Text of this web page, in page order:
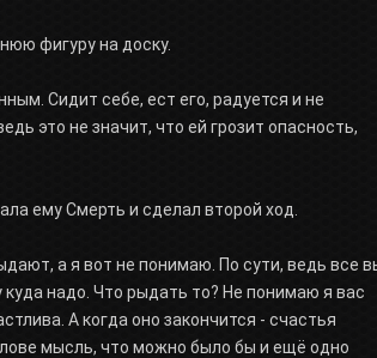
фигуру на доску.
Сидит себе, ест его, радуется и не
это не значит, что ей грозит опасность,
ему Смерть и сделал второй ход.
а я вот не понимаю. По сути, ведь все
надо. Что рыдать то? Не понимаю я вас
А когда оно закончится - счастья
мысль, что можно было бы и ещё одно